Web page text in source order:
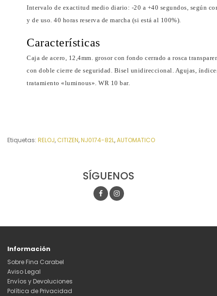
Intervalo de exactitud medio diario: -20 a +40 segundos, según
y de uso. 40 horas reserva de marcha (si está al 100%).
Características
Caja de acero, 12,4mm. grosor con fondo cerrado a rosca
con doble cierre de seguridad. Bisel unidireccional. Agujas,
tratamiento «luminous». WR 10 bar.
Etiquetas: RELOJ, CITIZEN,NJ0174-82L,AUTOMATICO
SÍGUENOS
Información
Sobre Fina Carabel
Aviso Legal
Envíos y Devoluciones
Política de Privacidad